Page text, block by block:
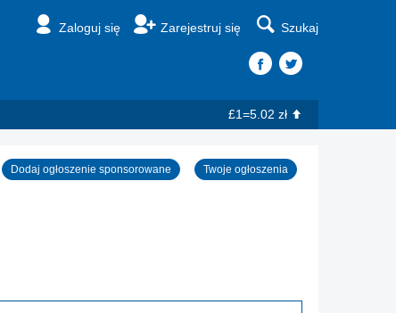
Zaloguj się Zarejestruj się Szukaj
£1=5.02 zł
Dodaj ogłoszenie sponsorowane Twoje ogłoszenia